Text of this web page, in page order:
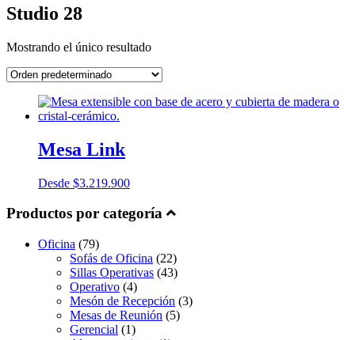
Studio 28
Mostrando el único resultado
Mesa Link
Desde $3.219.900
Productos por categoría
Oficina (79)
Sofás de Oficina (22)
Sillas Operativas (43)
Operativo (4)
Mesón de Recepción (3)
Mesas de Reunión (5)
Gerencial (1)